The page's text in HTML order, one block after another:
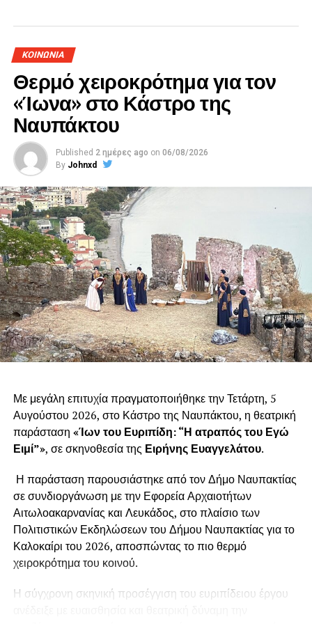
ΚΟΙΝΩΝΙΑ
Θερμό χειροκρότημα για τον
«Ίωνα» στο Κάστρο της
Ναυπάκτου
Published 2 ημέρες ago on 06/08/2026
By Johnxd
Με μεγάλη επιτυχία πραγματοποιήθηκε την Τετάρτη, 5
Αυγούστου 2026, στο Κάστρο της Ναυπάκτου, η θεατρική
παράσταση «Ίων του Ευριπίδη: “Η ατραπός του Εγώ
Ειμί”», σε σκηνοθεσία της Ειρήνης Ευαγγελάτου.
Η παράσταση παρουσιάστηκε από τον Δήμο Ναυπακτίας
σε συνδιοργάνωση με την Εφορεία Αρχαιοτήτων
Αιτωλοακαρνανίας και Λευκάδος, στο πλαίσιο των
Πολιτιστικών Εκδηλώσεων του Δήμου Ναυπακτίας για το
Καλοκαίρι του 2026, αποσπώντας το πιο θερμό
χειροκρότημα του κοινού.
Η σύγχρονη σκηνική προσέγγιση του ευριπίδειου έργου